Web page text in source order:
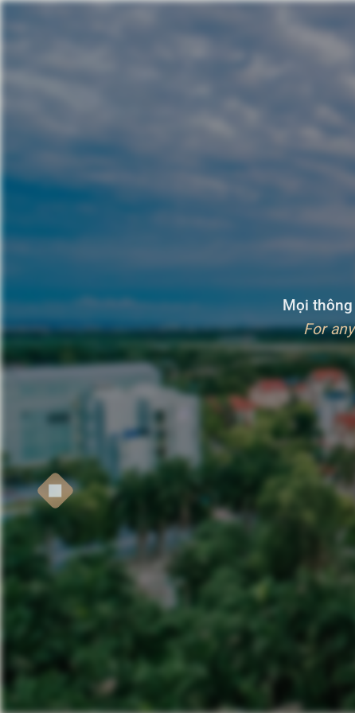
Mọi
For
Nội quy Khách sạn & Căn hộ
Hotel & Apartment Policies
thoải mái và an toàn.
Accommodation regulations to ensure a